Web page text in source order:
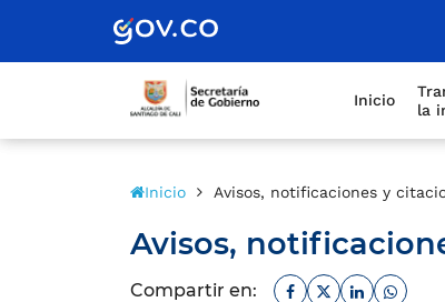
de Gobierno
Inicio
la
Inicio Avisos, notificaciones y
Avisos,
Compartir en: Facebook
TwitterLinkedin